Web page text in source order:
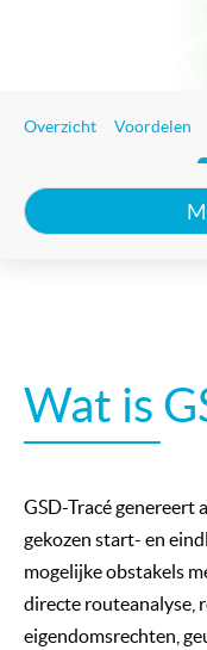
Overzicht Voordelen
Wat is
GSD-Tracé genereert
gekozen start- en
mogelijke obstakels
directe routeanalyse,
eigendomsrechten,